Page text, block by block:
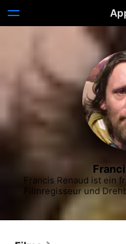
Francis Renaud ist ein
Filmregisseur und